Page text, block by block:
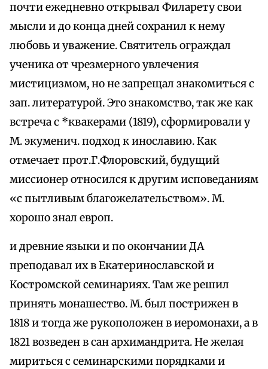
почти ежедневно открывал Филарету свои
мысли и до конца дней сохранил к нему
любовь и уважение. Святитель ограждал
ученика от чрезмерного увлечения
мистицизмом, но не запрещал знакомиться с
зап. литературой. Это знакомство, так же как
встреча с *квакерами (1819), сформировали у
М. экуменич. подход к инославию. Как
отмечает прот.Г.Флоровский, будущий
миссионер относился к другим исповеданиям
«с пытливым благожелательством». М.
хорошо знал европ.
и древние языки и по окончании ДА
преподавал их в Екатеринославской и
Костромской семинариях. Там же решил
принять монашество. М. был пострижен в
1818 и тогда же рукоположен в иеромонахи, а в
1821 возведен в сан архимандрита. Не желая
мириться с семинарскими порядками и